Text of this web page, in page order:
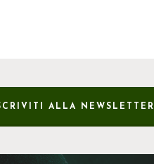
ALLA NEWSLETTER